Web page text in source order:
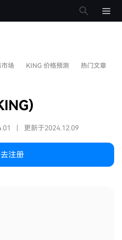
场 KING 价格预测 热门文章
更新于2024.12.09
去注册